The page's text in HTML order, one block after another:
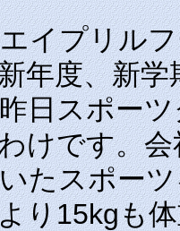
イプリル
年度、新
日スポー
けです。
たスポー
り15kgも